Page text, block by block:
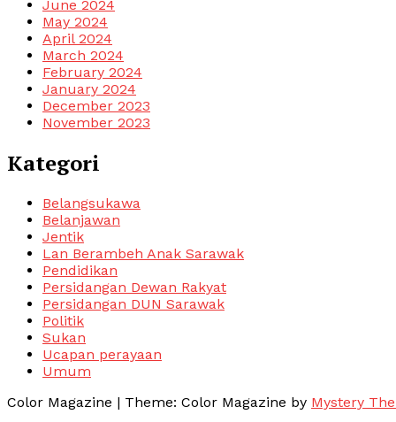
June 2024
May 2024
April 2024
March 2024
February 2024
January 2024
December 2023
November 2023
Kategori
Belangsukawa
Belanjawan
Jentik
Lan Berambeh Anak Sarawak
Pendidikan
Persidangan Dewan Rakyat
Persidangan DUN Sarawak
Politik
Sukan
Ucapan perayaan
Umum
Color Magazine | Theme: Color Magazine by Mystery